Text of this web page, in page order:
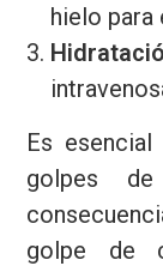
hielo para
Es
golpes
golpe de